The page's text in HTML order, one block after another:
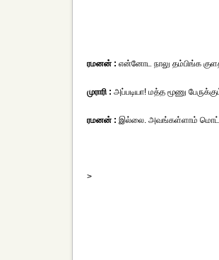
ரமனன் : என்னோட நாலு தம்பிங்க
முராரி : அப்படியா! மத்த மூணு
ரமனன் : இல்லை. அவங்கள்ளாம்
>